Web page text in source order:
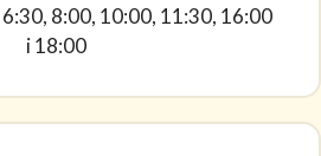
6:30, 8:00, 10:00, 11:30, 16:00
i 18:00